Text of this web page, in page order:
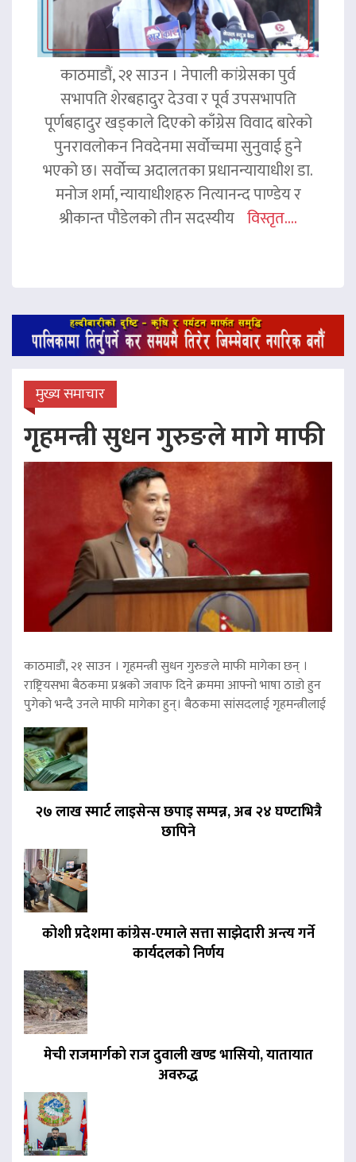
काठमाडौं, २१ साउन । नेपाली कांग्रेसका पुर्व
सभापति शेरबहादुर देउवा र पूर्व उपसभापति
पूर्णबहादुर खड्काले दिएको काँग्रेस विवाद बारेको
पुनरावलोकन निवदेनमा सर्वोच्चमा सुनुवाई हुने
भएको छ। सर्वोच्च अदालतका प्रधानन्यायाधीश डा.
मनोज शर्मा, न्यायाधीशहरु नित्यानन्द पाण्डेय र
श्रीकान्त पौडेलको तीन सदस्यीय विस्तृत....
मुख्य समाचार
गृहमन्त्री सुधन गुरुङले मागे माफी
काठमाडौं, २१ साउन । गृहमन्त्री सुधन गुरुङले माफी मागेका छन् ।
राष्ट्रियसभा बैठकमा प्रश्नको जवाफ दिने क्रममा आफ्नो भाषा ठाडो हुन
पुगेको भन्दै उनले माफी मागेका हुन्। बैठकमा सांसदलाई गृहमन्त्रीलाई
२७ लाख स्मार्ट लाइसेन्स छपाइ सम्पन्न, अब २४ घण्टाभित्रै
छापिने
कोशी प्रदेशमा कांग्रेस-एमाले सत्ता साझेदारी अन्त्य गर्ने
कार्यदलको निर्णय
मेची राजमार्गको राज दुवाली खण्ड भासियो, यातायात
अवरुद्ध